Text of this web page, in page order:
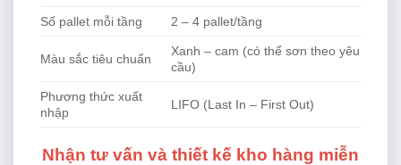
Số pallet mỗi tầng 2 – 4 pallet/tầng
Màu sắc tiêu chuẩn
Xanh – cam (có thể sơn theo yêu
cầu)
Phương thức xuất
nhập
LIFO (Last In – First Out)
Nhận tư vấn và thiết kế kho hàng miễn